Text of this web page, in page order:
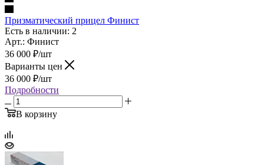
Призматический прицел Финист
Есть в наличии: 2
Арт.: Финист
36 000 ₽/шт
Варианты цен
36 000 ₽/шт
Подробности
В корзину